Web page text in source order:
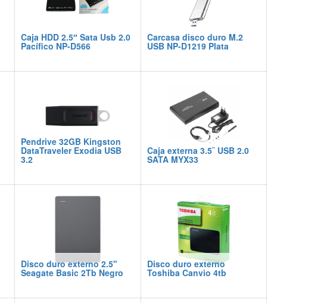
Caja HDD 2.5″ Sata Usb 2.0
Pacífico NP-D566
Carcasa disco duro M.2
USB NP-D1219 Plata
Pendrive 32GB Kingston
DataTraveler Exodia USB
3.2
Caja externa 3.5¨ USB 2.0
SATA MYX33
Disco duro externo 2.5"
Seagate Basic 2Tb Negro
Disco duro externo
Toshiba Canvio 4tb